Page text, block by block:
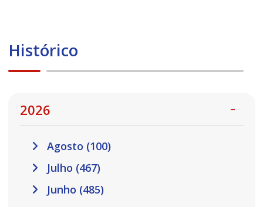
Histórico
2026
Agosto (100)
Julho (467)
Junho (485)